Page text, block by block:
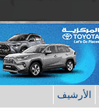
الأرشيف